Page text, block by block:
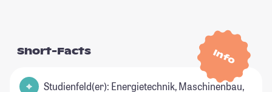
Info
Short-Facts
Studienfeld(er): Energietechnik, Maschinenbau,